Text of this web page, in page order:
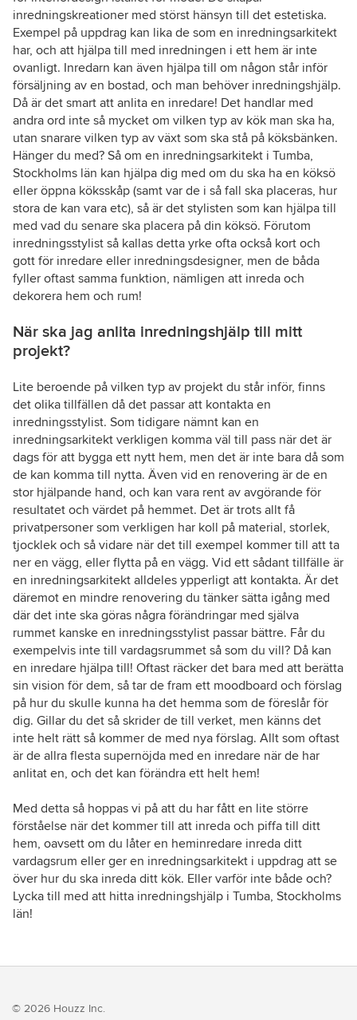
inredningskreationer med störst hänsyn till det estetiska.
Exempel på uppdrag kan lika de som en inredningsarkitekt
har, och att hjälpa till med inredningen i ett hem är inte
ovanligt. Inredarn kan även hjälpa till om någon står inför
försäljning av en bostad, och man behöver inredningshjälp.
Då är det smart att anlita en inredare! Det handlar med
andra ord inte så mycket om vilken typ av kök man ska ha,
utan snarare vilken typ av växt som ska stå på köksbänken.
Hänger du med? Så om en inredningsarkitekt i Tumba,
Stockholms län kan hjälpa dig med om du ska ha en köksö
eller öppna köksskåp (samt var de i så fall ska placeras, hur
stora de kan vara etc), så är det stylisten som kan hjälpa till
med vad du senare ska placera på din köksö. Förutom
inredningsstylist så kallas detta yrke ofta också kort och
gott för inredare eller inredningsdesigner, men de båda
fyller oftast samma funktion, nämligen att inreda och
dekorera hem och rum!
När ska jag anlita inredningshjälp till mitt
projekt?
Lite beroende på vilken typ av projekt du står inför, finns
det olika tillfällen då det passar att kontakta en
inredningsstylist. Som tidigare nämnt kan en
inredningsarkitekt verkligen komma väl till pass när det är
dags för att bygga ett nytt hem, men det är inte bara då som
de kan komma till nytta. Även vid en renovering är de en
stor hjälpande hand, och kan vara rent av avgörande för
resultatet och värdet på hemmet. Det är trots allt få
privatpersoner som verkligen har koll på material, storlek,
tjocklek och så vidare när det till exempel kommer till att ta
ner en vägg, eller flytta på en vägg. Vid ett sådant tillfälle är
en inredningsarkitekt alldeles ypperligt att kontakta. Är det
däremot en mindre renovering du tänker sätta igång med
där det inte ska göras några förändringar med själva
rummet kanske en inredningsstylist passar bättre. Får du
exempelvis inte till vardagsrummet så som du vill? Då kan
en inredare hjälpa till! Oftast räcker det bara med att berätta
sin vision för dem, så tar de fram ett moodboard och förslag
på hur du skulle kunna ha det hemma som de föreslår för
dig. Gillar du det så skrider de till verket, men känns det
inte helt rätt så kommer de med nya förslag. Allt som oftast
är de allra flesta supernöjda med en inredare när de har
anlitat en, och det kan förändra ett helt hem!
Med detta så hoppas vi på att du har fått en lite större
förståelse när det kommer till att inreda och piffa till ditt
hem, oavsett om du låter en heminredare inreda ditt
vardagsrum eller ger en inredningsarkitekt i uppdrag att se
över hur du ska inreda ditt kök. Eller varför inte både och?
Lycka till med att hitta inredningshjälp i Tumba, Stockholms
län!
© 2026 Houzz Inc.